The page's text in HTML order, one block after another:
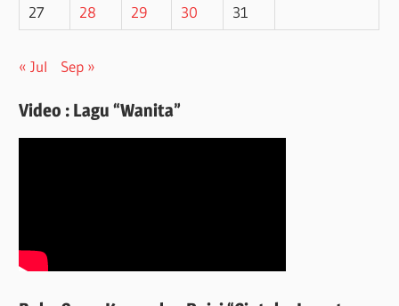
27
28 29 30 31
« Jul Sep »
Video : Lagu “Wanita”